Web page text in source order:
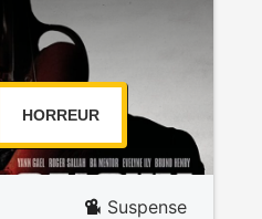
HORREUR
Suspense